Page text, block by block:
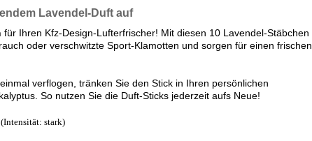
Lavendel-Duft auf
für Ihren Kfz-Design-Lufterfrischer! Mit diesen 10 Lavendel-Stäbchen
oder verschwitzte Sport-Klamotten und sorgen für einen frischen
verflogen, tränken Sie den Stick in Ihren persönlichen
So nutzen Sie die Duft-Sticks jederzeit aufs Neue!
(Intensität: stark)